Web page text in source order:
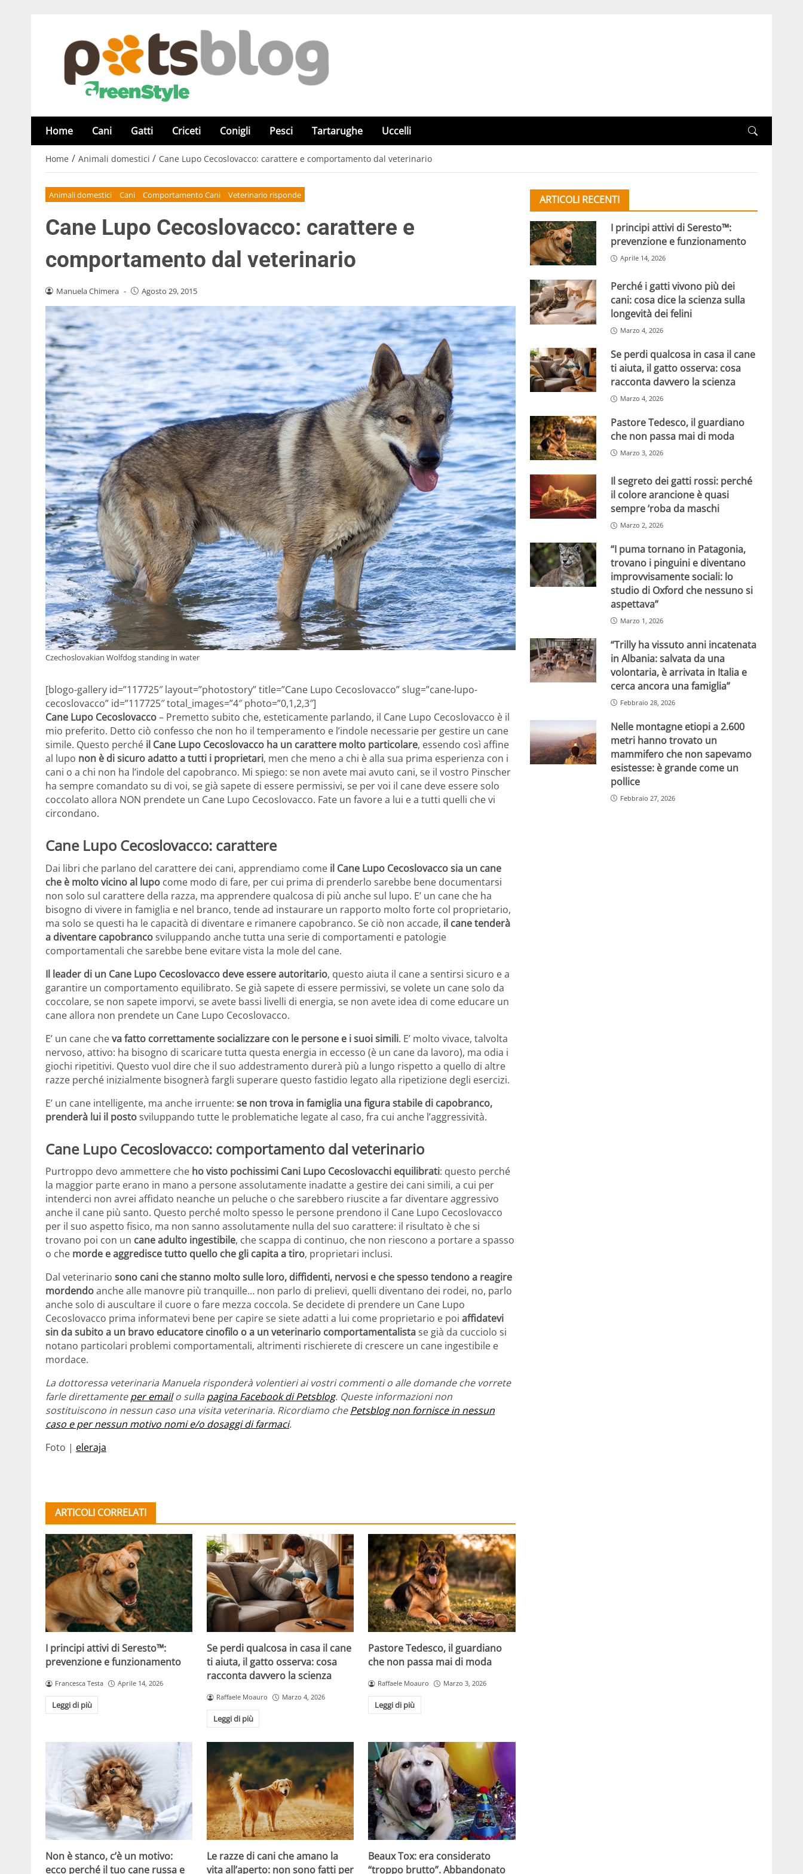
Home Cani Gatti Criceti Conigli Pesci Tartarughe Uccelli
Home / Animali domestici / Cane Lupo Cecoslovacco: carattere e comportamento dal veterinario
Animali domestici Cani Comportamento Cani Veterinario risponde
Cane Lupo Cecoslovacco: carattere e
comportamento dal veterinario
Manuela Chimera - Agosto 29, 2015
Czechoslovakian Wolfdog standing in water
[blogo-gallery id=”117725″ layout=”photostory” title=”Cane Lupo Cecoslovacco” slug=”cane-lupo-
cecoslovacco” id=”117725″ total_images=”4″ photo=”0,1,2,3″]
Cane Lupo Cecoslovacco– Premetto subito che, esteticamente parlando, il Cane Lupo Cecoslovacco è il
mio preferito. Detto ciò confesso che non ho il temperamento e l’indole necessarie per gestire un cane
simile. Questo perché il Cane Lupo Cecoslovacco ha un carattere molto particolare, essendo così affine
al lupo non è di sicuro adatto a tutti i proprietari, men che meno a chi è alla sua prima esperienza con i
cani o a chi non ha l’indole del capobranco. Mi spiego: se non avete mai avuto cani, se il vostro Pinscher
ha sempre comandato su di voi, se già sapete di essere permissivi, se per voi il cane deve essere solo
coccolato allora NON prendete un Cane Lupo Cecoslovacco. Fate un favore a lui e a tutti quelli che vi
circondano.
Cane Lupo Cecoslovacco: carattere
Dai libri che parlano del carattere dei cani, apprendiamo come il Cane Lupo Cecoslovacco sia un cane
che è molto vicino al lupo come modo di fare, per cui prima di prenderlo sarebbe bene documentarsi
non solo sul carattere della razza, ma apprendere qualcosa di più anche sul lupo. E’ un cane che ha
bisogno di vivere in famiglia e nel branco, tende ad instaurare un rapporto molto forte col proprietario,
ma solo se questi ha le capacità di diventare e rimanere capobranco. Se ciò non accade, il cane tenderà
a diventare capobrancosviluppando anche tutta una serie di comportamenti e patologie
comportamentali che sarebbe bene evitare vista la mole del cane.
Il leader di un Cane Lupo Cecoslovacco deve essere autoritario, questo aiuta il cane a sentirsi sicuro e a
garantire un comportamento equilibrato. Se già sapete di essere permissivi, se volete un cane solo da
coccolare, se non sapete imporvi, se avete bassi livelli di energia, se non avete idea di come educare un
cane allora non prendete un Cane Lupo Cecoslovacco.
E’ un cane cheva fatto correttamente socializzare con le persone e i suoi simili. E’ molto vivace, talvolta
nervoso, attivo: ha bisogno di scaricare tutta questa energia in eccesso (è un cane da lavoro), ma odia i
giochi ripetitivi. Questo vuol dire che il suo addestramento durerà più a lungo rispetto a quello di altre
razze perché inizialmente bisognerà fargli superare questo fastidio legato alla ripetizione degli esercizi.
E’ un cane intelligente, ma anche irruente: se non trova in famiglia una figura stabile di capobranco,
prenderà lui il postosviluppando tutte le problematiche legate al caso, fra cui anche l’aggressività.
Cane Lupo Cecoslovacco: comportamento dal veterinario
Purtroppo devo ammettere che ho visto pochissimi Cani Lupo Cecoslovacchi equilibrati: questo perché
la maggior parte erano in mano a persone assolutamente inadatte a gestire dei cani simili, a cui per
intenderci non avrei affidato neanche un peluche o che sarebbero riuscite a far diventare aggressivo
anche il cane più santo. Questo perché molto spesso le persone prendono il Cane Lupo Cecoslovacco
per il suo aspetto fisico, ma non sanno assolutamente nulla del suo carattere: il risultato è che si
trovano poi con un cane adulto ingestibile, che scappa di continuo, che non riescono a portare a spasso
o che morde e aggredisce tutto quello che gli capita a tiro, proprietari inclusi.
Dal veterinario sono cani che stanno molto sulle loro, diffidenti, nervosi e che spesso tendono a reagire
mordendoanche alle manovre più tranquille… non parlo di prelievi, quelli diventano dei rodei, no, parlo
anche solo di auscultare il cuore o fare mezza coccola. Se decidete di prendere un Cane Lupo
Cecoslovacco prima informatevi bene per capire se siete adatti a lui come proprietario e poi affidatevi
sin da subito a un bravo educatore cinofilo o a un veterinario comportamentalistase già da cucciolo si
notano particolari problemi comportamentali, altrimenti rischierete di crescere un cane ingestibile e
mordace.
La dottoressa veterinaria Manuela risponderà volentieri ai vostri commenti o alle domande che vorrete
farle direttamenteper emailo sulla pagina Facebook di Petsblog. Queste informazioni non
sostituiscono in nessun caso una visita veterinaria. Ricordiamo chePetsblog non fornisce in nessun
caso e per nessun motivo nomi e/o dosaggi di farmaci.
Foto | eleraja
ARTICOLI CORRELATI
I principi attivi di Seresto™:
prevenzione e funzionamento
Francesca Testa Aprile 14, 2026
Leggi di più
Se perdi qualcosa in casa il cane
ti aiuta, il gatto osserva: cosa
racconta davvero la scienza
Raffaele Moauro Marzo 4, 2026
Leggi di più
Pastore Tedesco, il guardiano
che non passa mai di moda
Raffaele Moauro Marzo 3, 2026
Leggi di più
Non è stanco, c’è un motivo:
ecco perché il tuo cane russa e
Le razze di cani che amano la
vita all’aperto: non sono fatti per
Beaux Tox: era considerato
“troppo brutto”. Abbandonato
ARTICOLI RECENTI
I principi attivi di Seresto™:
prevenzione e funzionamento
Aprile 14, 2026
Perché i gatti vivono più dei
cani: cosa dice la scienza sulla
longevità dei felini
Marzo 4, 2026
Se perdi qualcosa in casa il cane
ti aiuta, il gatto osserva: cosa
racconta davvero la scienza
Marzo 4, 2026
Pastore Tedesco, il guardiano
che non passa mai di moda
Marzo 3, 2026
Il segreto dei gatti rossi: perché
il colore arancione è quasi
sempre ‘roba da maschi
Marzo 2, 2026
“I puma tornano in Patagonia,
trovano i pinguini e diventano
improvvisamente sociali: lo
studio di Oxford che nessuno si
aspettava”
Marzo 1, 2026
“Trilly ha vissuto anni incatenata
in Albania: salvata da una
volontaria, è arrivata in Italia e
cerca ancora una famiglia”
Febbraio 28, 2026
Nelle montagne etiopi a 2.600
metri hanno trovato un
mammifero che non sapevamo
esistesse: è grande come un
pollice
Febbraio 27, 2026